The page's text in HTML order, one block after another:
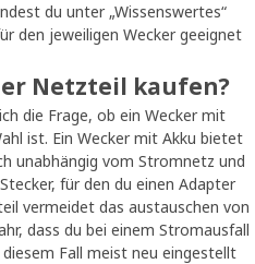
du unter „Wissenswertes“
den jeweiligen Wecker geeignet
Netzteil kaufen?
die Frage, ob ein Wecker mit
ist. Ein Wecker mit Akku bietet
unabhängig vom Stromnetz und
für den du einen Adapter
vermeidet das austauschen von
dass du bei einem Stromausfall
Fall meist neu eingestellt